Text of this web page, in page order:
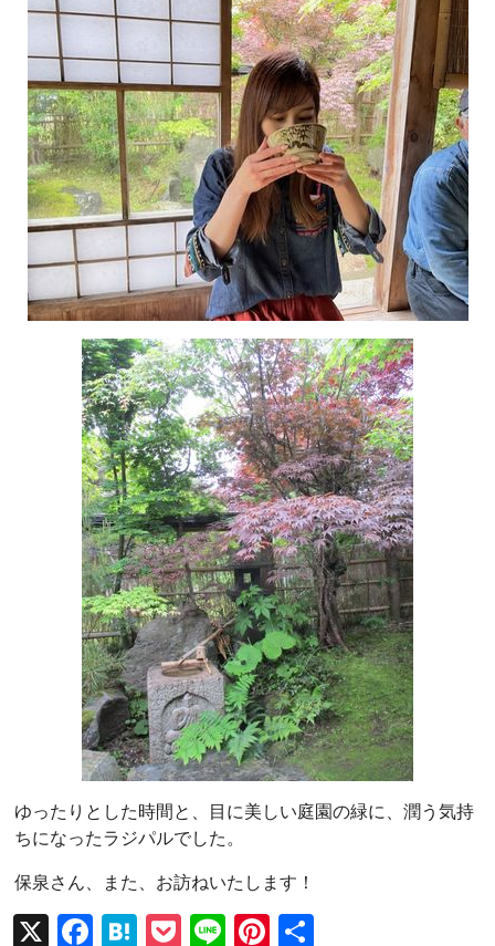
ゆったりとした時間と、目に美しい庭園の緑に、潤う気持
ちになったラジパルでした。
保泉さん、また、お訪ねいたします！
X
F
H
P
Li
Pi